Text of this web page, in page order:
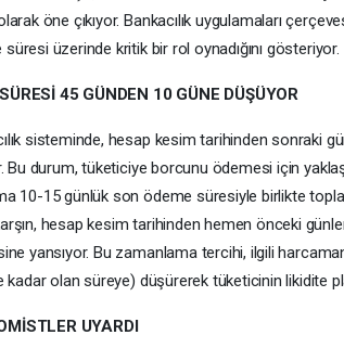
öne çıkıyor. Bankacılık uygulamaları
üzerinde kritik bir rol oynadığını gösteriyor.
45 GÜNDEN 10 GÜNE DÜŞÜYOR
sisteminde, hesap kesim tarihinden sonraki
Bu durum, tüketiciye borcunu ödemesi için
10-15 günlük son ödeme süresiyle birlikte
hesap kesim tarihinden hemen önceki
yansıyor. Bu zamanlama tercihi, ilgili
kadar olan süreye) düşürerek tüketicinin likidite
UYARDI